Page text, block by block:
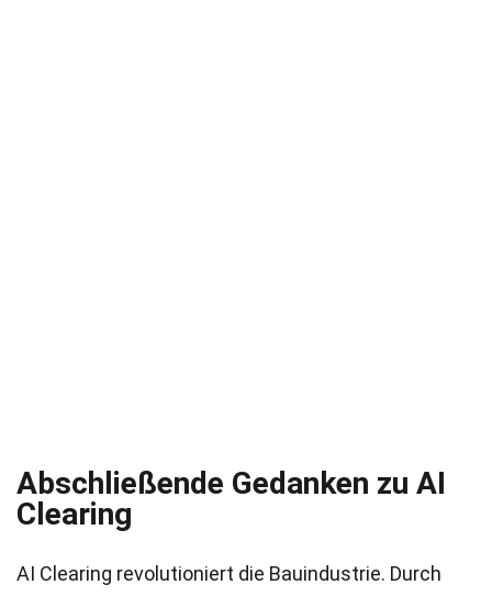
Abschließende Gedanken zu AI
Clearing
AI Clearing revolutioniert die Bauindustrie. Durch